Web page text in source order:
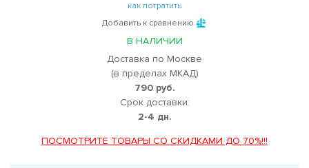
как потратить
Добавить к сравнению
В НАЛИЧИИ
Доставка по Москве
(в пределах МКАД)
790 руб.
Срок доставки:
2-4 дн.
ПОСМОТРИТЕ ТОВАРЫ СО СКИДКАМИ ДО 70%!!!